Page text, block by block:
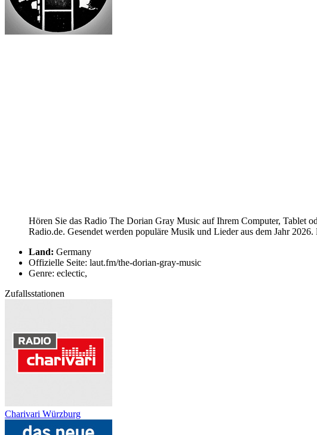
Hören Sie das Radio The Dorian Gray Music auf Ihrem Computer, Tablet
Radio.de. Gesendet werden populäre Musik und Lieder aus dem Jahr
Land: Germany
Offizielle Seite: laut.fm/the-dorian-gray-music
Genre: eclectic,
Zufallsstationen
Charivari Würzburg